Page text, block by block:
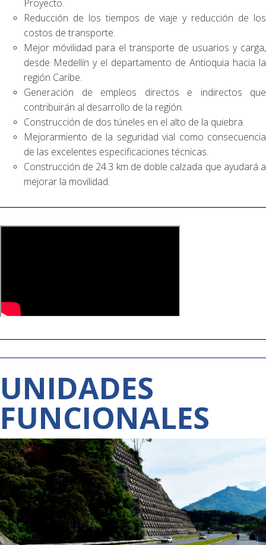
Proyecto.
Reducción de los tiempos de viaje y reducción de los
costos de transporte.
Mejor móvilidad para el transporte de usuarios y carga,
desde Medellín y el departamento de Antioquia hacia la
región Caribe.
Generación de empleos directos e indirectos que
contribuirán al desarrollo de la región.
Construcción de dos túneles en el alto de la quiebra.
Mejorarmiento de la seguridad vial como consecuencia
de las excelentes especificaciones técnicas.
Construcción de 24.3 km de doble calzada que ayudará a
mejorar la movilidad.
UNIDADES
FUNCIONALES